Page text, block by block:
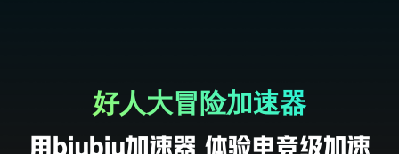
好人大冒险加速器